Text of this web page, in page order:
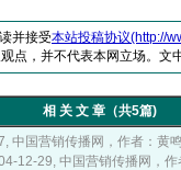
并接受本站投稿协议(http://
点，并不代表本网立场。文
相 关 文 章（共5篇)
中国营销传播网，作者：黄鸣
12-29, 中国营销传播网，作